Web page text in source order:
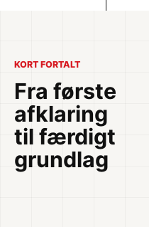
KORT FORTALT
Fra første
afklaring
til færdigt
grundlag